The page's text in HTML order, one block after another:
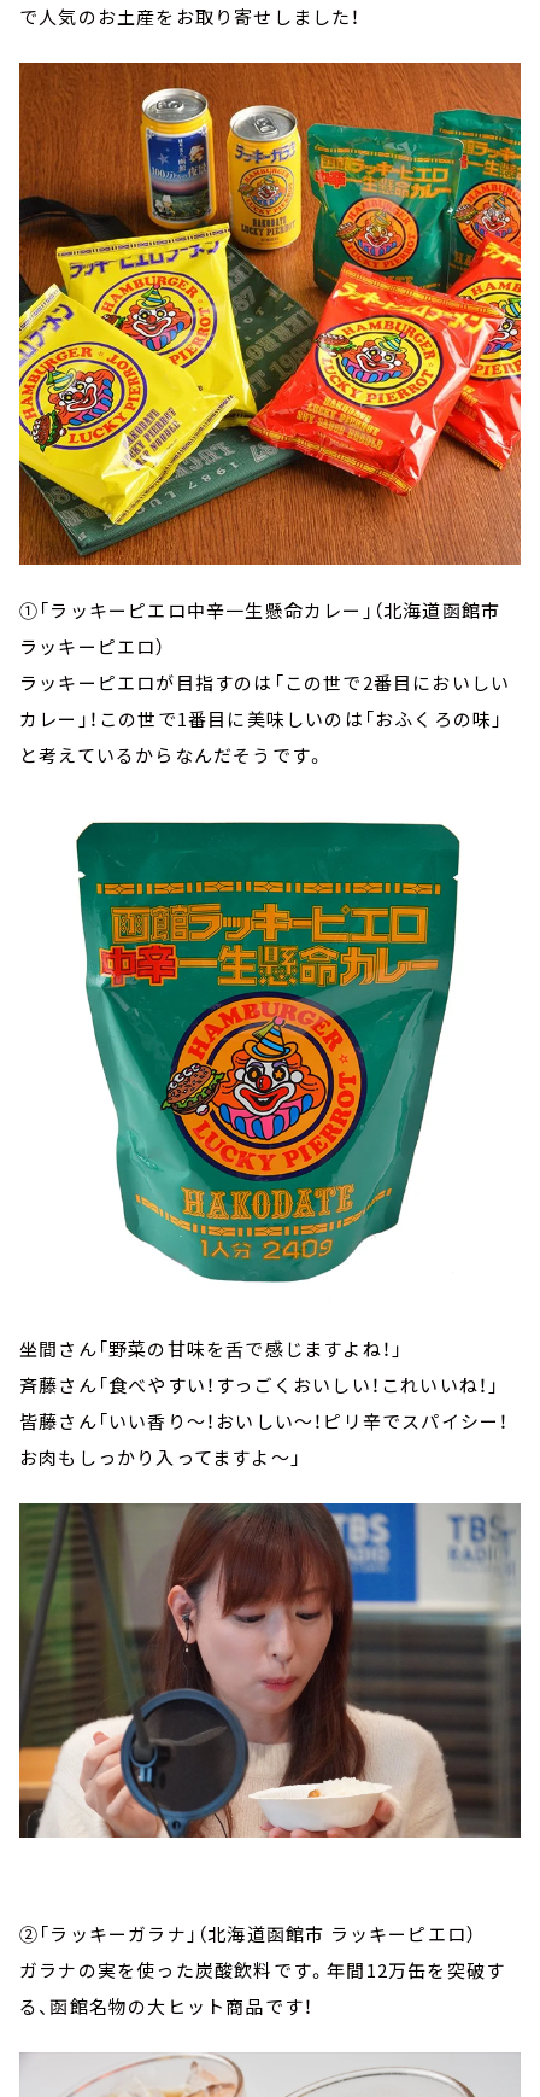
で人気のお土産をお取り寄せしました！
①「ラッキーピエロ中辛一生懸命カレー」（北海道函館市
ラッキーピエロ）
ラッキーピエロが目指すのは「この世で2番目においしい
カレー」！この世で1番目に美味しいのは「おふくろの味」
と考えているからなんだそうです。
坐間さん「野菜の甘味を舌で感じますよね！」
斉藤さん「食べやすい！すっごくおいしい！これいいね！」
皆藤さん「いい香り～！おいしい～！ピリ辛でスパイシー！
お肉もしっかり入ってますよ～」
②「ラッキーガラナ」（北海道函館市 ラッキーピエロ）
ガラナの実を使った炭酸飲料です。年間12万缶を突破す
る、函館名物の大ヒット商品です！